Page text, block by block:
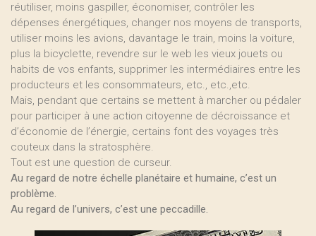
réutiliser, moins gaspiller, économiser, contrôler les
dépenses énergétiques, changer nos moyens de transports,
utiliser moins les avions, davantage le train, moins la voiture,
plus la bicyclette, revendre sur le web les vieux jouets ou
habits de vos enfants, supprimer les intermédiaires entre les
producteurs et les consommateurs, etc., etc.,etc.
Mais, pendant que certains se mettent à marcher ou pédaler
pour participer à une action citoyenne de décroissance et
d’économie de l’énergie, certains font des voyages très
couteux dans la stratosphère.
Tout est une question de curseur.
Au regard de notre échelle planétaire et humaine, c’est un
problème.
Au regard de l’univers, c’est une peccadille.